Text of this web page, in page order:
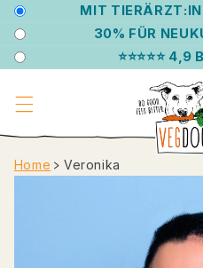
DIREKTMIT
30% FÜR
⭐⭐⭐⭐⭐
Home ﹥ Veronika